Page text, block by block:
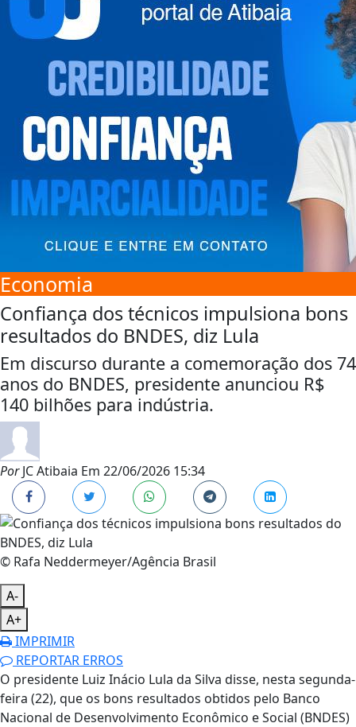
Economia
Confiança dos técnicos impulsiona bons
resultados do BNDES, diz Lula
Em discurso durante a comemoração dos 74
anos do BNDES, presidente anunciou R$
140 bilhões para indústria.
PorJC Atibaia Em 22/06/2026 15:34
© Rafa Neddermeyer/Agência Brasil
A-
A+
IMPRIMIR
REPORTAR ERROS
O presidente Luiz Inácio Lula da Silva disse, nesta segunda-
feira (22), que os bons resultados obtidos pelo Banco
Nacional de Desenvolvimento Econômico e Social (BNDES)